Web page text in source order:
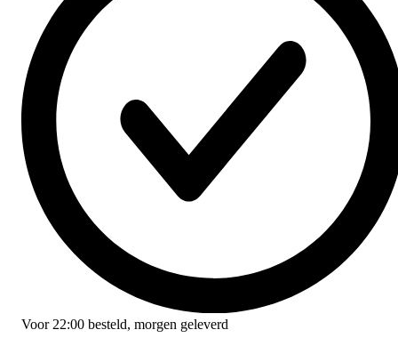
Voor 22:00 besteld, morgen geleverd